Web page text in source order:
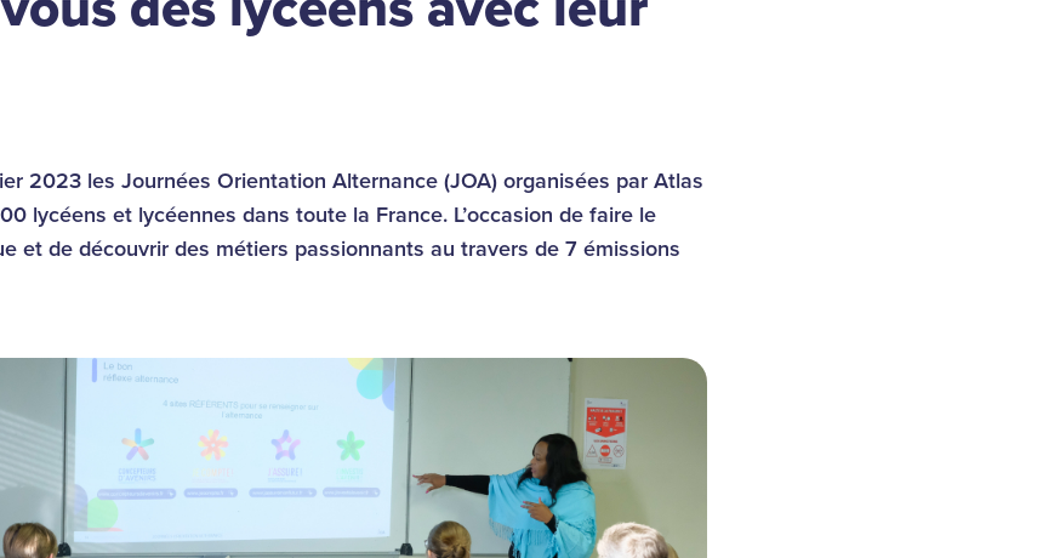
2023 les Journées Orientation Alternance (JOA) organisées par Atlas
lycéens et lycéennes dans toute la France. L’occasion de faire le
et de découvrir des métiers passionnants au travers de 7 émissions